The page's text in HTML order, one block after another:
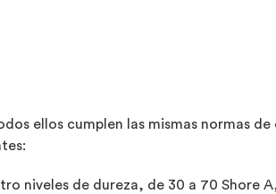
ellos cumplen las mismas normas
niveles de dureza, de 30 a 70 Shore